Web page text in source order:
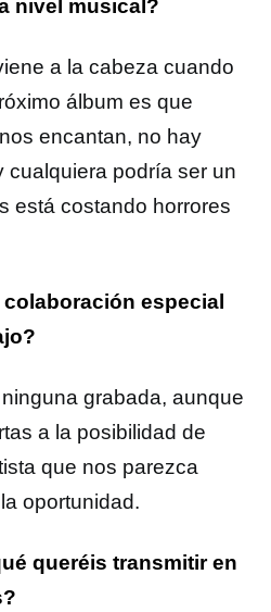
nivel musical?
a la cabeza cuando
álbum es que
encantan, no hay
cualquiera podría ser un
está costando horrores
especial
grabada, aunque
a la posibilidad de
que nos parezca
oportunidad.
queréis transmitir en